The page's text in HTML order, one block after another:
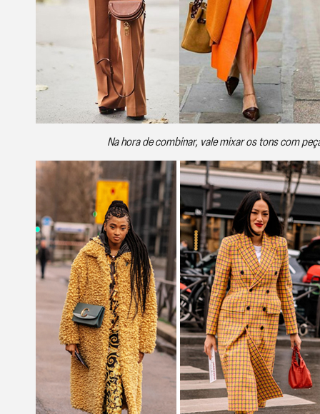
Na hora de combinar, vale mixar os tons com